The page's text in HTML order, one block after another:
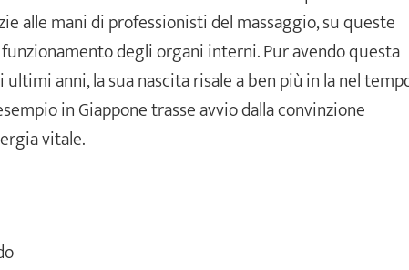
alle mani di professionisti del massaggio, su queste
degli organi interni. Pur avendo questa
anni, la sua nascita risale a ben più in la nel
in Giappone trasse avvio dalla convinzione
vitale.